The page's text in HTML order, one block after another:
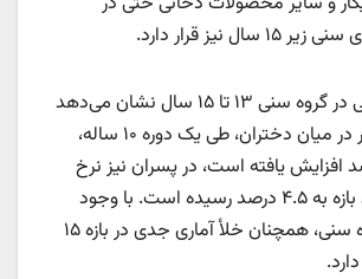
نیز قرار دارد.
آخرین آمار رسمی در گروه سنی ۱۳ تا ۱۵ سال نشان می‌دهد
که مصرف سیگار در میان دختران، طی یک دوره ۱۰ ساله،
۱۳۰ درصد افزایش یافته است، در پسران نیز نرخ
مصرف در همان بازه به ۴.۵ درصد رسیده است. با وجود
اهمیت این گروه سنی، همچنان خلأ آماری جدی در بازه ۱۵